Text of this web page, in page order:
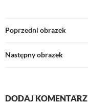
Poprzedni obrazek
Następny obrazek
DODAJ KOMENTARZ